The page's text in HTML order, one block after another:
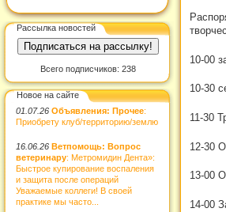
Рассылка новостей
Всего подписчиков: 238
Новое на сайте
01.07.26 Объявления: Прочее:
Приобрету клуб/территорию/землю
16.06.26 Ветпомощь: Вопрос
ветеринару: Метромидин Дента»:
Быстрое купирование воспаления
и защита после операций
Уважаемые коллеги! В своей
практике мы часто...
10-00
10-30
11-30
12-30
13-00
14-00